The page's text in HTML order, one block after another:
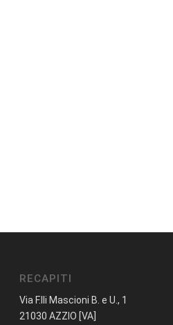
RECAPITI
Via F.lli Mascioni B. e U., 1
21030 AZZIO [VA]